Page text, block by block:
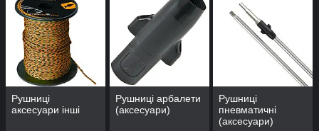
Рушниці
аксесуари інші
Рушниці арбалети
(аксесуари)
Рушниці
пневматичні
(аксесуари)